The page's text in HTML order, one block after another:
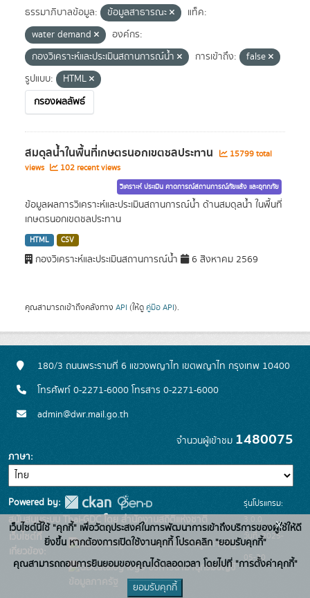
ธรรมาภิบาลข้อมูล:
ข้อมูลสาธารณะ
แท็ค:
water demand
องค์กร:
กองวิเคราะห์และประเมินสถานการณ์น้ำ
การเข้าถึง:
false
รูปแบบ:
HTML
กรองผลลัพธ์
สมดุลน้ำในพื้นที่เกษตรนอกเขตชลประทาน
15799 total
views
102 recent views
วิเคราะห์ ประเมิน คาดการณ์สถานการณ์ภัยแล้ง และอุทกภัย
ข้อมูลผลการวิเคราะห์และประเมินสถานการณ์น้ำ ด้านสมดุลน้ำ ในพื้นที่
เกษตรนอกเขตชลประทาน
HTML CSV
กองวิเคราะห์และประเมินสถานการณ์น้ำ 6 สิงหาคม 2569
คุณสามารถเข้าถึงคลังทาง API (ให้ดู คู่มือ API).
180/3 ถนนพระรามที่ 6 แขวงพญาไท เขตพญาไท กรุงเทพ 10400
โทรศัพท์ 0-2271-6000 โทรสาร 0-2271-6000
admin@dwr.mail.go.th
จำนวนผู้เข้าชม 1480075
ภาษา
Powered by:
สนับสนุนระบบ Thai-GDC โดย สำนักงานสถิติแห่งชาติ
เว็บไซต์ที่
เกี่ยวข้อง:
ระบบบัญชีข้อมูลภาครัฐ
บริการนามานุกรมบัญชี
รุ่นโปรแกรม:
3.0.0
วันที่: 2025-
05-30
เว็บไซต์นี้ใช้ "คุกกี้" เพื่อวัตถุประสงค์ในการพัฒนาการเข้าถึงบริการของผู้ใช้ให้ดี
ยิ่งขึ้น หากต้องการเปิดใช้งานคุกกี้ โปรดคลิก "ยอมรับคุกกี้"
คุณสามารถถอนการยินยอมของคุณได้ตลอดเวลา โดยไปที่ "การตั้งค่าคุกกี้"
ยอมรับคุกกี้
x